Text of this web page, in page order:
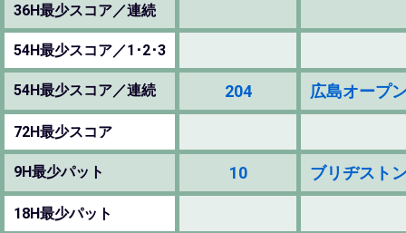
36H最少スコア／連続
54H最少スコア／1･2･3
54H最少スコア／連続 204 広島オープ
72H最少スコア
9H最少パット 10 ブリヂスト
18H最少パット